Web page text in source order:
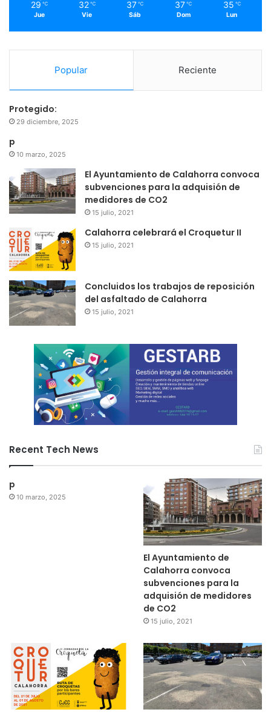
29 ℃
Jue
32 ℃
Vie
37 ℃
Sáb
37 ℃
Dom
35 ℃
Lun
Popular Reciente
Protegido:
29 diciembre, 2025
p
10 marzo, 2025
El Ayuntamiento de Calahorra convoca
subvenciones para la adquisión de
medidores de CO2
15 julio, 2021
Calahorra celebrará el Croquetur II
15 julio, 2021
Concluidos los trabajos de reposición
del asfaltado de Calahorra
15 julio, 2021
Recent Tech News
p
10 marzo, 2025
El Ayuntamiento de
Calahorra convoca
subvenciones para la
adquisión de medidores
de CO2
15 julio, 2021